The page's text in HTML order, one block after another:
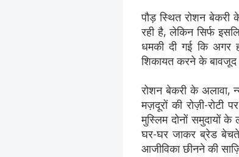
पौड़ स्थित रोशन बेकरी
रही है, लेकिन सिर्फ
धमकी दी गई कि अगर
शिकायत करने के बावजूद
रोशन बेकरी के अलावा,
मज़दूरों की रोज़ी-रोटी
मुस्लिम दोनों समुदायों के
घर-घर जाकर ब्रेड बेचते
आजीविका छीनने की